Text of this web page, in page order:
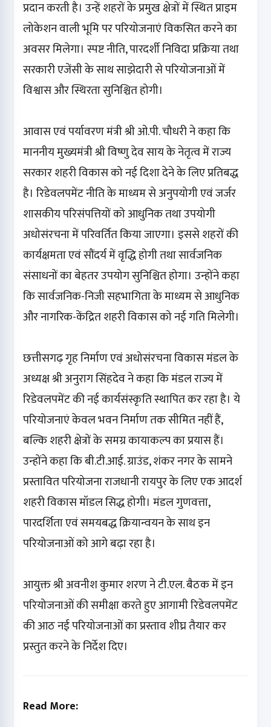
प्रदान करती है। उन्हें शहरों के प्रमुख क्षेत्रों में स्थित प्राइम
लोकेशन वाली भूमि पर परियोजनाएं विकसित करने का
अवसर मिलेगा। स्पष्ट नीति, पारदर्शी निविदा प्रक्रिया तथा
सरकारी एजेंसी के साथ साझेदारी से परियोजनाओं में
विश्वास और स्थिरता सुनिश्चित होगी।
आवास एवं पर्यावरण मंत्री श्री ओ.पी. चौधरी ने कहा कि
माननीय मुख्यमंत्री श्री विष्णु देव साय के नेतृत्व में राज्य
सरकार शहरी विकास को नई दिशा देने के लिए प्रतिबद्ध
है। रिडेवलपमेंट नीति के माध्यम से अनुपयोगी एवं जर्जर
शासकीय परिसंपत्तियों को आधुनिक तथा उपयोगी
अधोसंरचना में परिवर्तित किया जाएगा। इससे शहरों की
कार्यक्षमता एवं सौंदर्य में वृद्धि होगी तथा सार्वजनिक
संसाधनों का बेहतर उपयोग सुनिश्चित होगा। उन्होंने कहा
कि सार्वजनिक-निजी सहभागिता के माध्यम से आधुनिक
और नागरिक-केंद्रित शहरी विकास को नई गति मिलेगी।
छत्तीसगढ़ गृह निर्माण एवं अधोसंरचना विकास मंडल के
अध्यक्ष श्री अनुराग सिंहदेव ने कहा कि मंडल राज्य में
रिडेवलपमेंट की नई कार्यसंस्कृति स्थापित कर रहा है। ये
परियोजनाएं केवल भवन निर्माण तक सीमित नहीं हैं,
बल्कि शहरी क्षेत्रों के समग्र कायाकल्प का प्रयास हैं।
उन्होंने कहा कि बी.टी.आई. ग्राउंड, शंकर नगर के सामने
प्रस्तावित परियोजना राजधानी रायपुर के लिए एक आदर्श
शहरी विकास मॉडल सिद्ध होगी। मंडल गुणवत्ता,
पारदर्शिता एवं समयबद्ध क्रियान्वयन के साथ इन
परियोजनाओं को आगे बढ़ा रहा है।
आयुक्त श्री अवनीश कुमार शरण ने टी.एल. बैठक में इन
परियोजनाओं की समीक्षा करते हुए आगामी रिडेवलपमेंट
की आठ नई परियोजनाओं का प्रस्ताव शीघ्र तैयार कर
प्रस्तुत करने के निर्देश दिए।
Read More: